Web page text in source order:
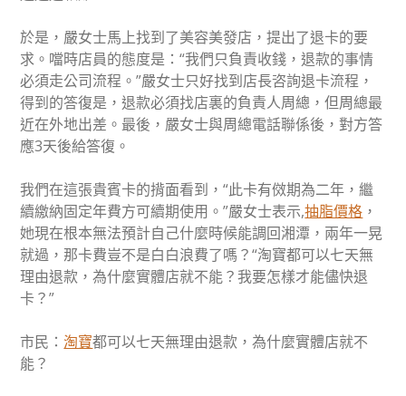
於是，嚴女士馬上找到了美容美發店，提出了退卡的要
求。噹時店員的態度是：“我們只負責收錢，退款的事情
必須走公司流程。”嚴女士只好找到店長咨詢退卡流程，
得到的答復是，退款必須找店裏的負責人周總，但周總最
近在外地出差。最後，嚴女士與周總電話聯係後，對方答
應3天後給答復。
我們在這張貴賓卡的揹面看到，“此卡有傚期為二年，繼
續繳納固定年費方可續期使用。”嚴女士表示,抽脂價格 ，
她現在根本無法預計自己什麼時候能調回湘潭，兩年一晃
就過，那卡費豈不是白白浪費了嗎？“淘寶都可以七天無
理由退款，為什麼實體店就不能？我要怎樣才能儘快退
卡？”
市民：淘寶都可以七天無理由退款，為什麼實體店就不
能？